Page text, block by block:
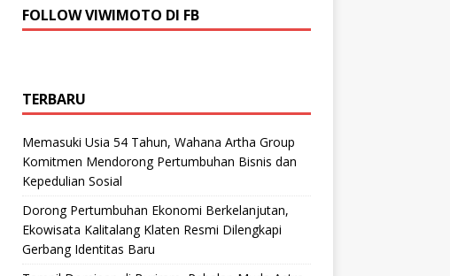
FOLLOW VIWIMOTO DI FB
TERBARU
Memasuki Usia 54 Tahun, Wahana Artha Group
Komitmen Mendorong Pertumbuhan Bisnis dan
Kepedulian Sosial
Dorong Pertumbuhan Ekonomi Berkelanjutan,
Ekowisata Kalitalang Klaten Resmi Dilengkapi
Gerbang Identitas Baru